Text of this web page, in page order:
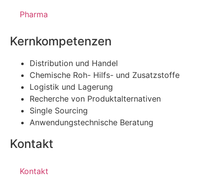
Pharma
Kernkompetenzen
Distribution und Handel
Chemische Roh- Hilfs- und Zusatzstoffe
Logistik und Lagerung
Recherche von Produktalternativen
Single Sourcing
Anwendungstechnische Beratung
Kontakt
Kontakt